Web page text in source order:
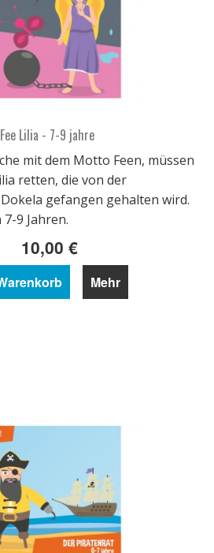
Lilia - 7-9 jahre
mit dem Motto Feen, müssen
retten, die von der
gefangen gehalten wird.
9 Jahren.
10,00 €
Mehr